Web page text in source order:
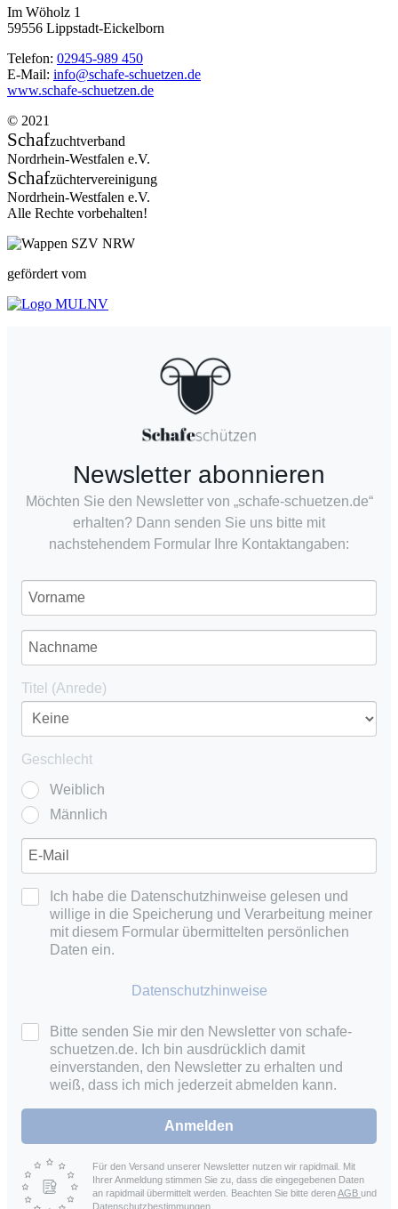
Im Wöholz 1
59556 Lippstadt-Eickelborn
Telefon: 02945-989 450
E-Mail: info@schafe-schuetzen.de
www.schafe-schuetzen.de
© 2021
Schafzuchtverband
Nordrhein-Westfalen e.V.
Schafzüchtervereinigung
Nordrhein-Westfalen e.V.
Alle Rechte vorbehalten!
gefördert vom
Newsletter abonnieren
Möchten Sie den Newsletter von „schafe-schuetzen.de“
erhalten? Dann senden Sie uns bitte mit
nachstehendem Formular Ihre Kontaktangaben:
Titel (Anrede)
Geschlecht
Weiblich
Männlich
Ich habe die Datenschutzhinweise gelesen und
willige in die Speicherung und Verarbeitung meiner
mit diesem Formular übermittelten persönlichen
Daten ein.
Datenschutzhinweise
Bitte senden Sie mir den Newsletter von schafe-
schuetzen.de. Ich bin ausdrücklich damit
einverstanden, den Newsletter zu erhalten und
weiß, dass ich mich jederzeit abmelden kann.
Anmelden
Für den Versand unserer Newsletter nutzen wir rapidmail. Mit
Ihrer Anmeldung stimmen Sie zu, dass die eingegebenen Daten
an rapidmail übermittelt werden. Beachten Sie bitte derenAGB und
Datenschutzbestimmungen